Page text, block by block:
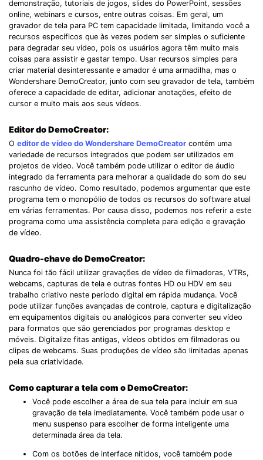
demonstração, tutoriais de jogos, slides do PowerPoint, sessões
online, webinars e cursos, entre outras coisas. Em geral, um
gravador de tela para PC tem capacidade limitada, limitando você a
recursos específicos que às vezes podem ser simples o suficiente
para degradar seu vídeo, pois os usuários agora têm muito mais
coisas para assistir e gastar tempo. Usar recursos simples para
criar material desinteressante e amador é uma armadilha, mas o
Wondershare DemoCreator, junto com seu gravador de tela, também
oferece a capacidade de editar, adicionar anotações, efeito de
cursor e muito mais aos seus vídeos.
Editor do DemoCreator:
O editor de vídeo do Wondershare DemoCreator contém uma
variedade de recursos integrados que podem ser utilizados em
projetos de vídeo. Você também pode utilizar o editor de áudio
integrado da ferramenta para melhorar a qualidade do som do seu
rascunho de vídeo. Como resultado, podemos argumentar que este
programa tem o monopólio de todos os recursos do software atual
em várias ferramentas. Por causa disso, podemos nos referir a este
programa como uma assistência completa para edição e gravação
de vídeo.
Quadro-chave do DemoCreator:
Nunca foi tão fácil utilizar gravações de vídeo de filmadoras, VTRs,
webcams, capturas de tela e outras fontes HD ou HDV em seu
trabalho criativo neste período digital em rápida mudança. Você
pode utilizar funções avançadas de controle, captura e digitalização
em equipamentos digitais ou analógicos para converter seu vídeo
para formatos que são gerenciados por programas desktop e
móveis. Digitalize fitas antigas, vídeos obtidos em filmadoras ou
clipes de webcams. Suas produções de vídeo são limitadas apenas
pela sua criatividade.
Como capturar a tela com o DemoCreator:
Você pode escolher a área de sua tela para incluir em sua
gravação de tela imediatamente. Você também pode usar o
menu suspenso para escolher de forma inteligente uma
determinada área da tela.
Com os botões de interface nítidos, você também pode